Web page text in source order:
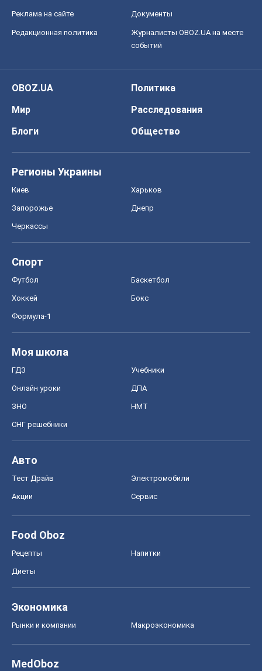
Реклама на сайте Документы
Редакционная политика
Журналисты OBOZ.UA на месте
событий
OBOZ.UA
Политика
Мир
Расследования
Блоги
Общество
Регионы Украины
Киев Харьков
Запорожье Днепр
Черкассы
Спорт
Футбол Баскетбол
Хоккей Бокс
Формула-1
Моя школа
ГДЗ Учебники
Онлайн уроки ДПА
ЗНО НМТ
СНГ решебники
Авто
Тест Драйв Электромобили
Акции Сервис
Food Oboz
Рецепты Напитки
Диеты
Экономика
Рынки и компании Mакроэкономика
MedOboz